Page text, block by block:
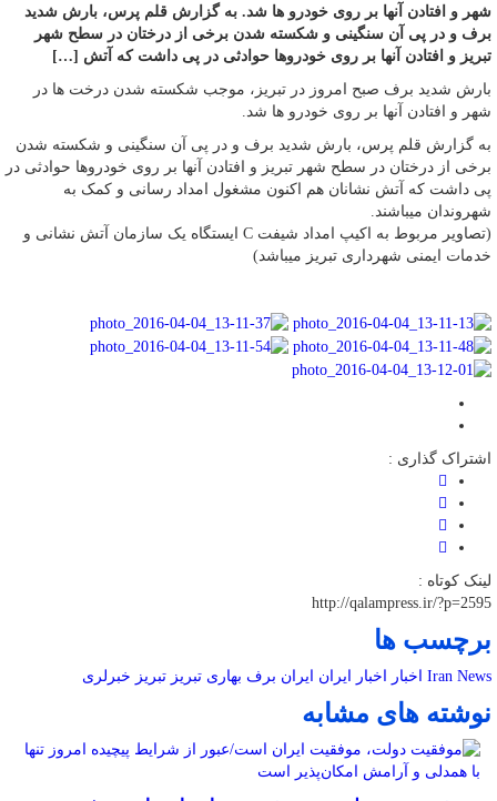
شهر و افتادن آنها بر روی خودرو ها شد. به گزارش قلم پرس، بارش شدید
برف و در پی آن سنگینی و شکسته شدن برخی از درختان در سطح شهر
تبریز و افتادن آنها بر روی خودروها حوادثی در پی داشت که آتش […]
بارش شدید برف صبح امروز در تبریز، موجب شکسته شدن درخت ها در
شهر و افتادن آنها بر روی خودرو ها شد.
به گزارش قلم پرس، بارش شدید برف و در پی آن سنگینی و شکسته شدن
برخی از درختان در سطح شهر تبریز و افتادن آنها بر روی خودروها حوادثی در
پی داشت که آتش نشانان هم اکنون مشغول امداد رسانی و کمک به
شهروندان میباشند.
(تصاویر مربوط به اکیپ امداد شیفت C ایستگاه یک سازمان آتش نشانی و
خدمات ایمنی شهرداری تبریز میباشد)
اشتراک گذاری :
لینک کوتاه :
http://qalampress.ir/?p=2595
برچسب ها
Iran News اخبار اخبار ایران ایران برف بهاری تبریز تبریز خبرلری
نوشته های مشابه